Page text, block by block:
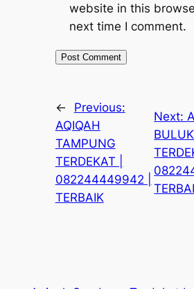
website in this
next time I comment.
←
Previous:
AQIQAH
TAMPUNG
TERDEKAT |
082244449942 |
TERBAIK
Next: